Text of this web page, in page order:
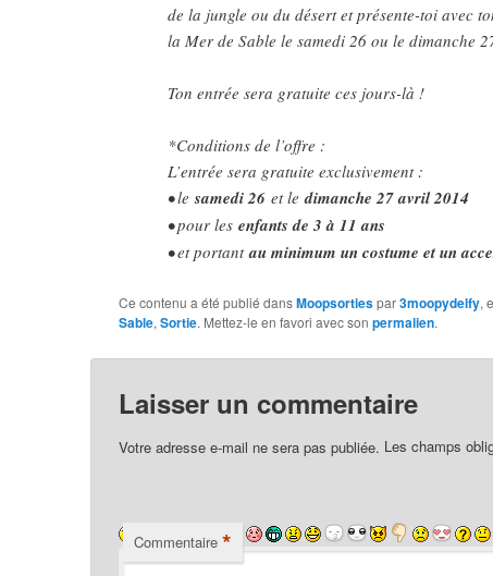
de la jungle ou du désert et présente-toi avec
la Mer de Sable le samedi 26 ou le dimanche
Ton entrée sera gratuite ces jours-là !
*Conditions de l’offre :
L’entrée sera gratuite exclusivement :
• lesamedi 26et ledimanche 27 avril 2014
• pour les enfants de 3 à 11 ans
• et portantau minimum un costume et un
Ce contenu a été publié dansMoopsortiespar3moopydelfy,
Sable, Sortie. Mettez-le en favori avec son permalien.
Laisser un commentaire
Votre adresse e-mail ne sera pas publiée. Les champs
Commentaire *